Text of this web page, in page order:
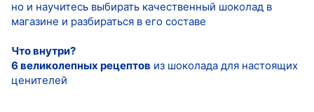
но и научитесь выбирать качественный шоколад в
магазине и разбираться в его составе
Что внутри?
6 великолепных рецептов из шоколада для настоящих
ценителей